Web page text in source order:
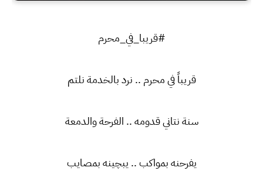
#قريبا_في_محرم
قريباً في محرم .. نرد بالخدمة نلتم
سنة نتاني قدومه .. الفرحة والدمعة
يفرحنه بمواكب .. يبچينه بمصايب